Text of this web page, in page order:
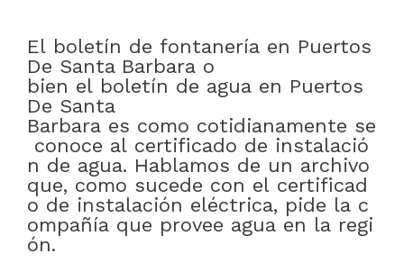
El boletín de fontanería en Puertos
De Santa Barbara o
bien el boletín de agua en Puertos
De Santa
Barbara es como cotidianamente se
conoce al certificado de instalació
n de agua. Hablamos de un archivo
que, como sucede con el certificad
o de instalación eléctrica, pide la c
ompañía que provee agua en la regi
ón.